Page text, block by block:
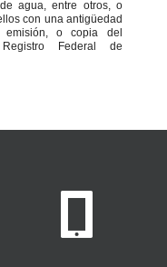
agua, entre otros, o
con una antigüedad
o copia del
Federal de